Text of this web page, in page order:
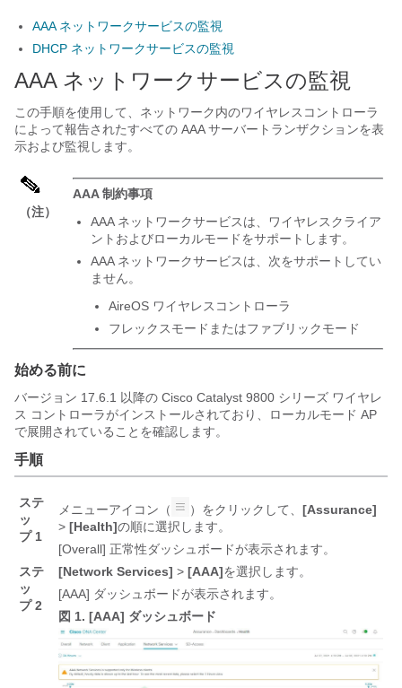
AAA ネットワークサービスの監視
DHCP ネットワークサービスの監視
AAA ネットワークサービスの監視
この手順を使用して、ネットワーク内のワイヤレスコントローラ
によって報告されたすべての AAA サーバートランザクションを表
示および監視します。
（注）
AAA 制約事項
AAA ネットワークサービスは、ワイヤレスクライア
ントおよびローカルモードをサポートします。
AAA ネットワークサービスは、次をサポートしてい
ません。
AireOS ワイヤレスコントローラ
フレックスモードまたはファブリックモード
始める前に
バージョン 17.6.1 以降の Cisco Catalyst 9800 シリーズ ワイヤレ
ス コントローラがインストールされており、ローカルモード AP
で展開されていることを確認します。
手順
ステ
ッ
プ 1
メニューアイコン（ ）をクリックして、 [Assurance]
> [Health]の順に選択します。
[Overall] 正常性ダッシュボードが表示されます。
ステ
ッ
プ 2
[Network Services] > [AAA]を選択します。
[AAA] ダッシュボードが表示されます。
図 1. [AAA] ダッシュボード